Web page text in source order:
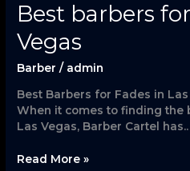
Best barbers
Vegas
Barber / admin
Best Barbers for Fades in
When it comes to finding the
Las Vegas, Barber Cartel has..
Best
barbers
for
fades
in
Vegas
Read More »